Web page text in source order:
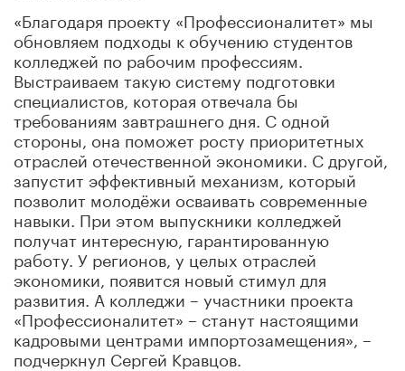
«Благодаря проекту «Профессионалитет» мы
обновляем подходы к обучению студентов
колледжей по рабочим профессиям.
Выстраиваем такую систему подготовки
специалистов, которая отвечала бы
требованиям завтрашнего дня. С одной
стороны, она поможет росту приоритетных
отраслей отечественной экономики. С другой,
запустит эффективный механизм, который
позволит молодёжи осваивать современные
навыки. При этом выпускники колледжей
получат интересную, гарантированную
работу. У регионов, у целых отраслей
экономики, появится новый стимул для
развития. А колледжи – участники проекта
«Профессионалитет» – станут настоящими
кадровыми центрами импортозамещения», –
подчеркнул Сергей Кравцов.